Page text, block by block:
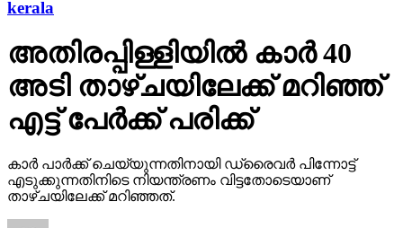
kerala
അതിരപ്പിള്ളിയില്‍ കാര്‍ 40
അടി താഴ്ചയിലേക്ക് മറിഞ്ഞ്
എട്ട് പേര്‍ക്ക് പരിക്ക്
കാര്‍ പാര്‍ക്ക് ചെയ്യുന്നതിനായി ഡ്രൈവര്‍ പിന്നോട്ട്
എടുക്കുന്നതിനിടെ നിയന്ത്രണം വിട്ടതോടെയാണ്
താഴ്ചയിലേക്ക് മറിഞ്ഞത്.